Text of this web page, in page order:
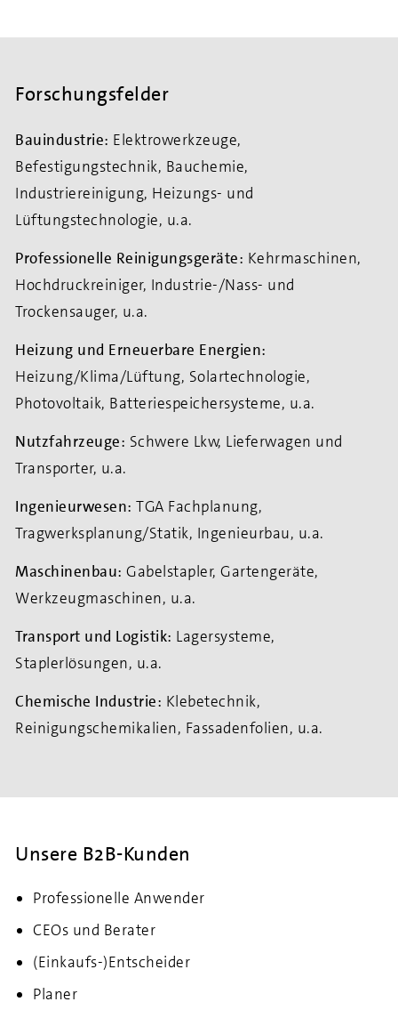
Forschungsfelder
Bauindustrie: Elektrowerkzeuge,
Befestigungstechnik, Bauchemie,
Industriereinigung, Heizungs- und
Lüftungstechnologie, u.a.
Professionelle Reinigungsgeräte: Kehrmaschinen,
Hochdruckreiniger, Industrie-/Nass- und
Trockensauger, u.a.
Heizung und Erneuerbare Energien:
Heizung/Klima/Lüftung, Solartechnologie,
Photovoltaik, Batteriespeichersysteme, u.a.
Nutzfahrzeuge: Schwere Lkw, Lieferwagen und
Transporter, u.a.
Ingenieurwesen: TGA Fachplanung,
Tragwerksplanung/Statik, Ingenieurbau, u.a.
Maschinenbau: Gabelstapler, Gartengeräte,
Werkzeugmaschinen, u.a.
Transport und Logistik: Lagersysteme,
Staplerlösungen, u.a.
Chemische Industrie: Klebetechnik,
Reinigungschemikalien, Fassadenfolien, u.a.
Unsere B2B-Kunden
Professionelle Anwender
CEOs und Berater
(Einkaufs-)Entscheider
Planer